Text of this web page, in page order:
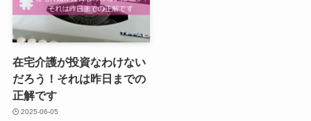
在宅介護が投資なわけない
だろう！それは昨日までの
正解です
2025-06-05